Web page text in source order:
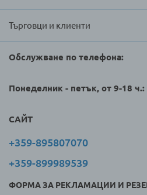
Търговци и клиенти
Обслужване по телефона:
Понеделник - петък, от 9-18 ч.:
САЙТ
+359-895807070
+359-899989539
ФОРМА ЗА РЕКЛАМАЦИИ И